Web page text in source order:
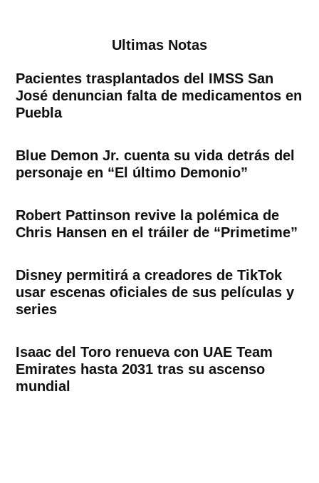
Ultimas Notas
Pacientes trasplantados del IMSS San
José denuncian falta de medicamentos en
Puebla
Blue Demon Jr. cuenta su vida detrás del
personaje en “El último Demonio”
Robert Pattinson revive la polémica de
Chris Hansen en el tráiler de “Primetime”
Disney permitirá a creadores de TikTok
usar escenas oficiales de sus películas y
series
Isaac del Toro renueva con UAE Team
Emirates hasta 2031 tras su ascenso
mundial